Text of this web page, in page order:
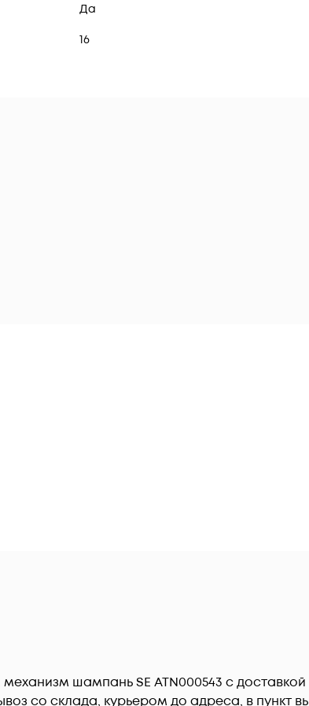
Да
16
механизм шампань SE ATN000543 c
со склада, курьером до адреса, в пункт